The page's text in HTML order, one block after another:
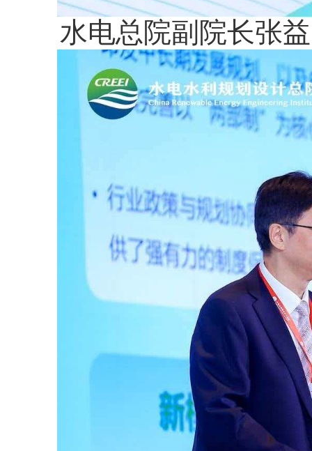
水电总院副院长张